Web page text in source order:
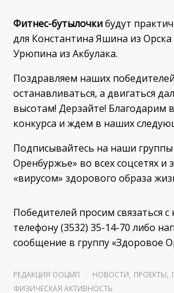
Фитнес-бутылочкибудут
для Константина Яшина из
Урюпина из Акбулака.
Поздравляем наших
останавливаться, а двигаться
высотам! Дерзайте! Благодарим
конкурса и ждем в наших
Подписывайтесь на наши
Оренбуржье» во всех соцсетях и
«вирусом» здорового образа
Победителей просим связаться
телефону (3532) 35-14-70 либо
сообщение в группу «Здоровое
РЕДАКЦИЯ ООЦМП НОВОСТИ, ПРОЕКТЫ,
ФИЗИЧЕСКАЯ АКТИВНОСТЬ